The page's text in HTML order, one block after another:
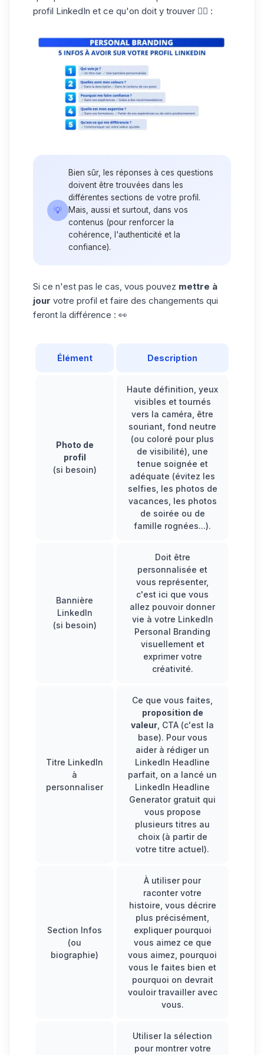
profil LinkedIn et ce qu'on doit y trouver 👇🏼 :
💡
Bien sûr, les réponses à ces questions
doivent être trouvées dans les
différentes sections de votre profil.
Mais, aussi et surtout, dans vos
contenus (pour renforcer la
cohérence, l'authenticité et la
confiance).
Si ce n'est pas le cas, vous pouvez mettre à
jour votre profil et faire des changements qui
feront la différence : 👀
Élément Description
Photo de
profil
(si besoin)
Haute définition, yeux
visibles et tournés
vers la caméra, être
souriant, fond neutre
(ou coloré pour plus
de visibilité), une
tenue soignée et
adéquate (évitez les
selfies, les photos de
vacances, les photos
de soirée ou de
famille rognées...).
Bannière
LinkedIn
(si besoin)
Doit être
personnalisée et
vous représenter,
c'est ici que vous
allez pouvoir donner
vie à votre LinkedIn
Personal Branding
visuellement et
exprimer votre
créativité.
Titre LinkedIn
à
personnaliser
Ce que vous faites,
proposition de
valeur , CTA (c'est la
base). Pour vous
aider à rédiger un
LinkedIn Headline
parfait, on a lancé un
LinkedIn Headline
Generatorgratuit qui
vous propose
plusieurs titres au
choix (à partir de
votre titre actuel).
Section Infos
(ou
biographie)
À utiliser pour
raconter votre
histoire, vous décrire
plus précisément,
expliquer pourquoi
vous aimez ce que
vous aimez, pourquoi
vous le faites bien et
pourquoi on devrait
vouloir travailler avec
vous.
Utiliser la sélection
pour montrer votre